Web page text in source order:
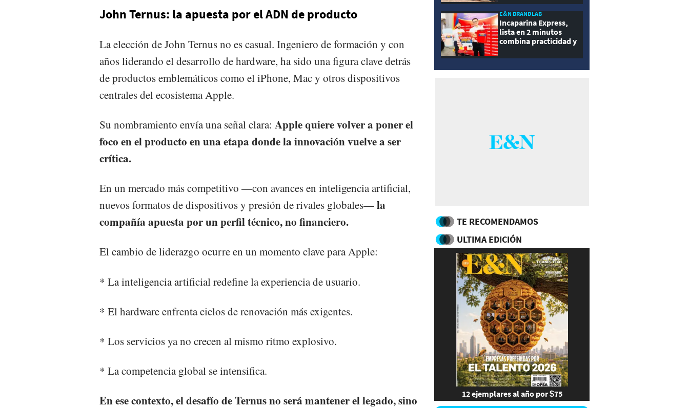
John Ternus: la apuesta por el ADN de producto
La elección de John Ternus no es casual. Ingeniero de formación y con
años liderando el desarrollo de hardware, ha sido una figura clave detrás
de productos emblemáticos como el iPhone, Mac y otros dispositivos
centrales del ecosistema Apple.
Su nombramiento envía una señal clara: Apple quiere volver a poner el
foco en el producto en una etapa donde la innovación vuelve a ser
crítica.
En un mercado más competitivo —con avances en inteligencia artificial,
nuevos formatos de dispositivos y presión de rivales globales—la
compañía apuesta por un perfil técnico, no financiero.
El cambio de liderazgo ocurre en un momento clave para Apple:
* La inteligencia artificial redefine la experiencia de usuario.
* El hardware enfrenta ciclos de renovación más exigentes.
* Los servicios ya no crecen al mismo ritmo explosivo.
* La competencia global se intensifica.
En ese contexto, el desafío de Ternus no será mantener el legado, sino
recreación de
Guatemala
E&N BRANDLAB
Incaparina Express,
lista en 2 minutos
combina practicidad y
TE RECOMENDAMOS
ULTIMA EDICIÓN
12 ejemplares al año por $75